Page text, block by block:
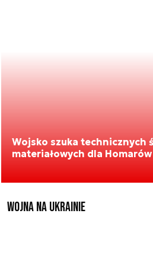
Wojsko szuka technicznych
materiałowych dla Homarów
Wojna na Ukrainie